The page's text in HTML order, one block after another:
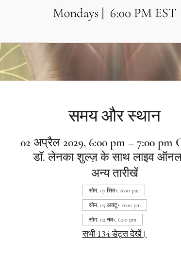
समय और स्थान
02 अप्रैल 2029, 6:00 pm – 7:00 pm
डॉ. लेनका शुल्ज़ के साथ लाइव
अन्य तारीखें
सोम, 07 सित॰, 6:00 pm
सोम, 05 अक्टू॰, 6:00 pm
सोम, 02 नव॰, 6:00 pm
सभी 134 डेट्स देखें।